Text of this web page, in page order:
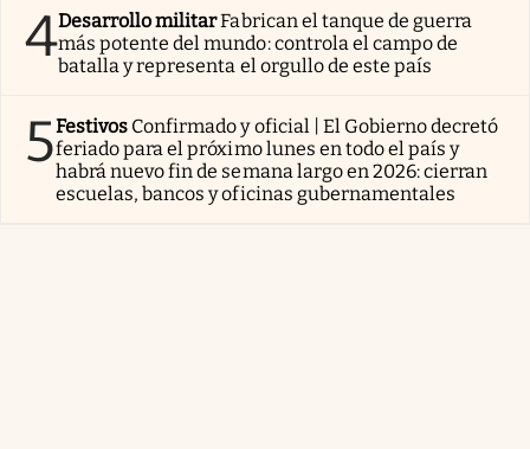
4Desarrollo militarFabrican el tanque de guerra
más potente del mundo: controla el campo de
batalla y representa el orgullo de este país
5Festivos Confirmado y oficial | El Gobierno decretó
feriado para el próximo lunes en todo el país y
habrá nuevo fin de semana largo en 2026: cierran
escuelas, bancos y oficinas gubernamentales